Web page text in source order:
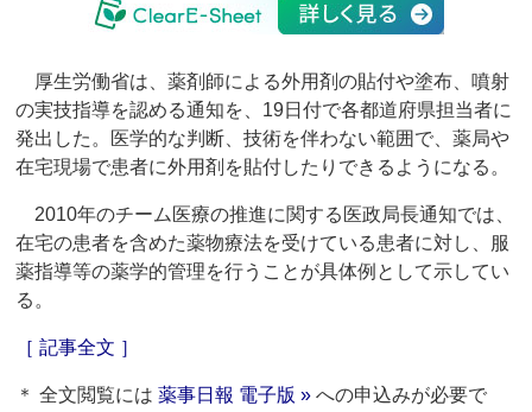
厚生労働省は、薬剤師による外用剤の貼付や塗布、噴射
の実技指導を認める通知を、19日付で各都道府県担当者に
発出した。医学的な判断、技術を伴わない範囲で、薬局や
在宅現場で患者に外用剤を貼付したりできるようになる。
2010年のチーム医療の推進に関する医政局長通知では、
在宅の患者を含めた薬物療法を受けている患者に対し、服
薬指導等の薬学的管理を行うことが具体例として示してい
る。
［ 記事全文 ］
＊ 全文閲覧には薬事日報 電子版 » への申込みが必要で